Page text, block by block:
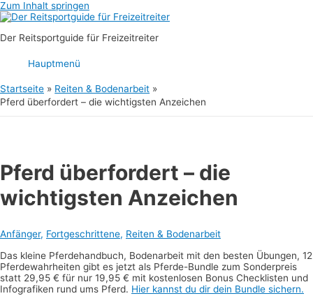
Zum Inhalt springen
Der Reitsportguide für Freizeitreiter
Hauptmenü
Startseite
Reiten & Bodenarbeit
Pferd überfordert – die wichtigsten Anzeichen
Pferd überfordert – die
wichtigsten Anzeichen
Anfänger, Fortgeschrittene, Reiten & Bodenarbeit
Das kleine Pferdehandbuch, Bodenarbeit mit den besten Übungen, 12
Pferdewahrheiten gibt es jetzt als Pferde-Bundle zum Sonderpreis
statt 29,95 € für nur 19,95 € mit kostenlosen Bonus Checklisten und
Infografiken rund ums Pferd. Hier kannst du dir dein Bundle sichern.